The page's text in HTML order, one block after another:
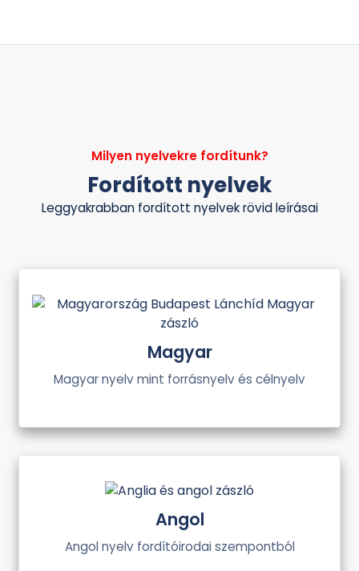
Milyen nyelvekre fordítunk?
Fordított nyelvek
Leggyakrabban fordított nyelvek rövid leírásai
Magyar
Magyar nyelv mint forrásnyelv és célnyelv
Angol
Angol nyelv fordítóirodai szempontból